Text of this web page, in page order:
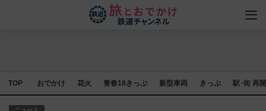
TOP おでかけ 花火 青春18きっぷ 新型車両 きっぷ 駅･街 再